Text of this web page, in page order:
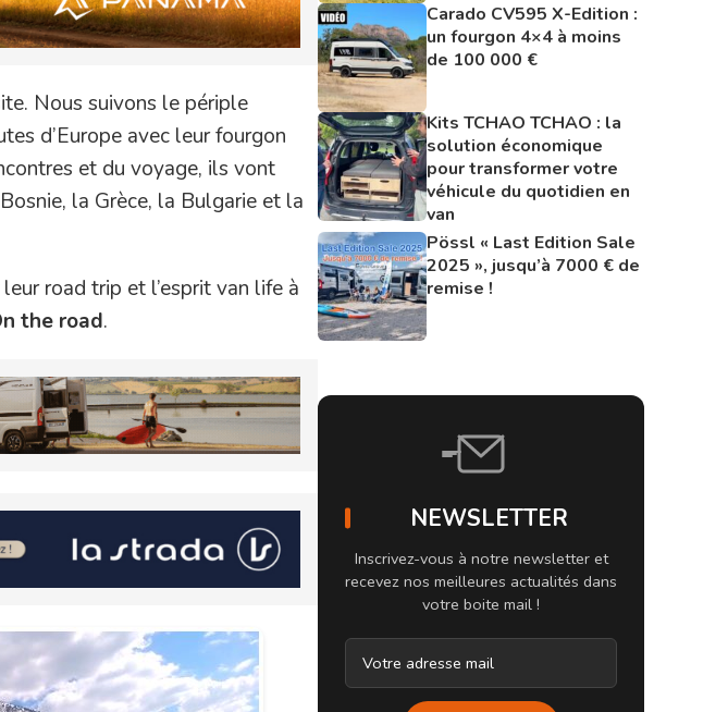
Nous suivons le périple
d’Europe avec leur fourgon
et du voyage, ils vont
la Grèce, la Bulgarie et la
road trip et l’esprit van life à
the road.
Carado CV595 X-Edition :
un fourgon 4×4 à moins
de 100 000 €
Kits TCHAO TCHAO : la
solution économique
pour transformer votre
véhicule du quotidien en
van
Pössl « Last Edition Sale
2025 », jusqu’à 7000 € de
remise !
NEWSLETTER
Inscrivez-vous à notre newsletter et
recevez nos meilleures actualités dans
votre boite mail !